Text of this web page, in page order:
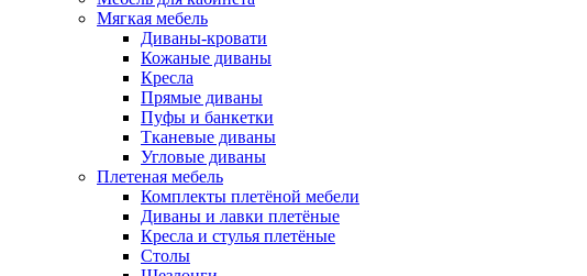
Мягкая мебель
Диваны-кровати
Кожаные диваны
Кресла
Прямые диваны
Пуфы и банкетки
Тканевые диваны
Угловые диваны
Плетеная мебель
Комплекты плетёной мебели
Диваны и лавки плетёные
Кресла и стулья плетёные
Столы